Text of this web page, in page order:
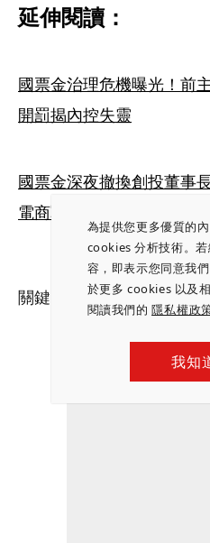
為提供您更多優質的
cookies 分析技術。
容，即表示您同意我
於更多 cookies 以及
閱讀我們的隱私權政
我知
延伸閱讀：
國票金治理危機曝光！前
開罰揭內控失靈
國票金深夜撤換創投董事
電商戰將吳毅明助拳 空降
關鍵字： 國票金增資｜樂